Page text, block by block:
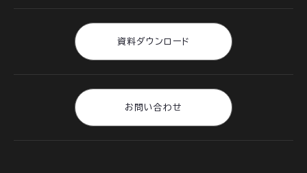
資料ダウンロード
お問い合わせ